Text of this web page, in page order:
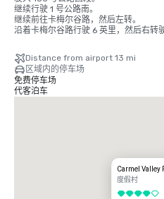
继续行驶 1 号公路南。
继续前往卡梅尔谷路，然后左转。
沿着卡梅尔谷路行驶 6 英里，然后右转
从圣何塞国际机场 (SJC) 出发
沿 101 号高速公路向南行驶至蒙特雷半岛
驶入 156 号公路西段。继续行驶 1 号公
继续前往卡梅尔谷路，然后左转。
通过奥尔姆斯特德路离开机场，然后右
沿 68 号高速公路行驶 1 号公路向南。
继续前往卡梅尔谷路，然后左转。
继续行驶 6 英里到达罗宾逊峡谷路，然
Distance from airport 13 mi
区域内的停车场
免费停车场
代客泊车
Carmel Valley
度假村
4/5